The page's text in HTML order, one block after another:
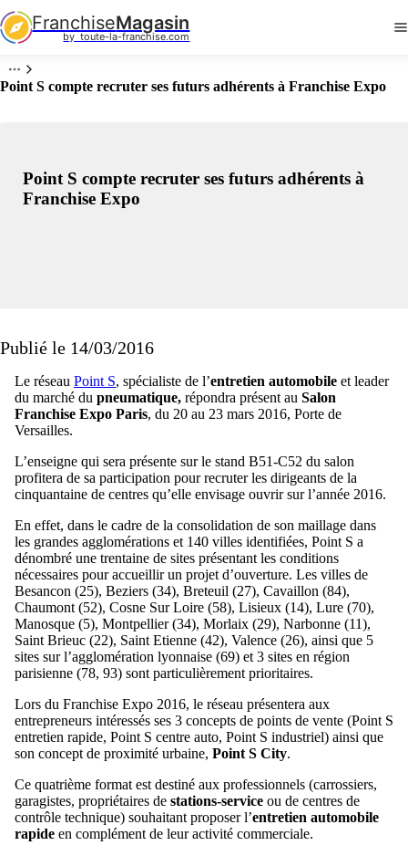
FranchiseMagasin
by  toute-la-franchise.com
Point S compte recruter ses futurs adhérents à Franchise Expo
Point S compte recruter ses futurs adhérents à
Franchise Expo
Publié le 14/03/2016
Le réseau Point S, spécialiste de l’entretien automobile et leader
du marché du pneumatique, répondra présent au Salon
Franchise Expo Paris, du 20 au 23 mars 2016, Porte de
Versailles.
L’enseigne qui sera présente sur le stand B51-C52 du salon
profitera de sa participation pour recruter les dirigeants de la
cinquantaine de centres qu’elle envisage ouvrir sur l’année 2016.
En effet, dans le cadre de la consolidation de son maillage dans
les grandes agglomérations et 140 villes identifiées, Point S a
dénombré une trentaine de sites présentant les conditions
nécessaires pour accueillir un projet d’ouverture. Les villes de
Besancon (25), Beziers (34), Breteuil (27), Cavaillon (84),
Chaumont (52), Cosne Sur Loire (58), Lisieux (14), Lure (70),
Manosque (5), Montpellier (34), Morlaix (29), Narbonne (11),
Saint Brieuc (22), Saint Etienne (42), Valence (26), ainsi que 5
sites sur l’agglomération lyonnaise (69) et 3 sites en région
parisienne (78, 93) sont particulièrement prioritaires.
Lors du Franchise Expo 2016, le réseau présentera aux
entrepreneurs intéressés ses 3 concepts de points de vente (Point S
entretien rapide, Point S centre auto, Point S industriel) ainsi que
son concept de proximité urbaine, Point S City.
Ce quatrième format est destiné aux professionnels (carrossiers,
garagistes, propriétaires de stations-service ou de centres de
contrôle technique) souhaitant proposer l’entretien automobile
rapide en complément de leur activité commerciale.